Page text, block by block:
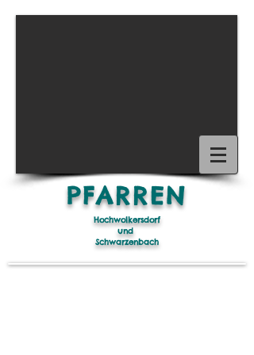
1/15
PFARREN
Hochwolkersdorf
und
Schwarzenbach